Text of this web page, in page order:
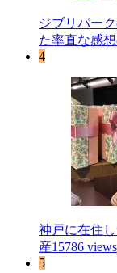
ジブリパー
た率直な感
4
神戸に在住
産15786 views
5